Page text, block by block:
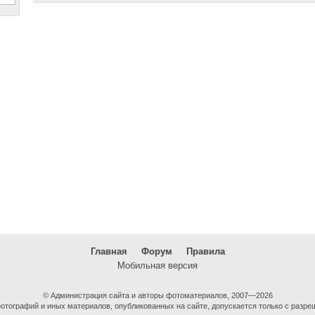
Главная Форум
Правила
Мобильная версия
© Администрация сайта и авторы фотоматериалов, 2007—2026
и иных материалов, опубликованных на сайте, допускается только с